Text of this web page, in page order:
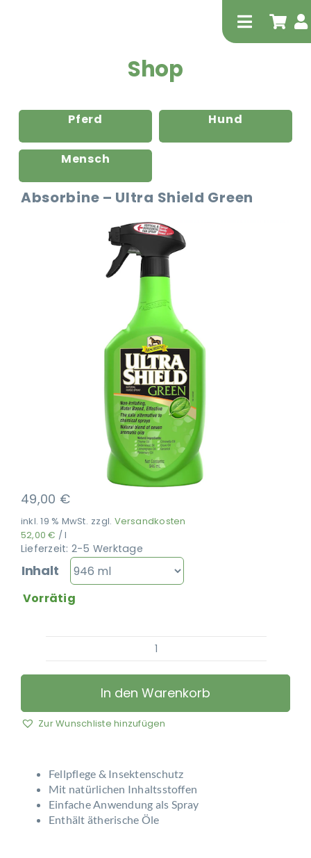
Toggle
Shop
Pferd Hund
Mensch
Absorbine – Ultra Shield Green
49,00 €
inkl. 19 % MwSt. zzgl. Versandkosten
52,00€ /l
Lieferzeit: 2-5 Werktage
Inhalt
Vorrätig
Absorbine
-
Ultra
Green
In den Warenkorb
Zur Wunschliste hinzufügen
Fellpflege & Insektenschutz
Mit natürlichen Inhaltsstoffen
Einfache Anwendung als Spray
Enthält ätherische Öle